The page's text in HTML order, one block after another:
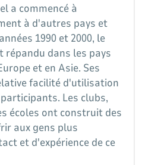
a commencé à
à d'autres pays et
1990 et 2000, le
dans les pays
et en Asie. Ses
facilité d'utilisation
Les clubs,
écoles ont construit des
aux gens plus
et d'expérience de ce